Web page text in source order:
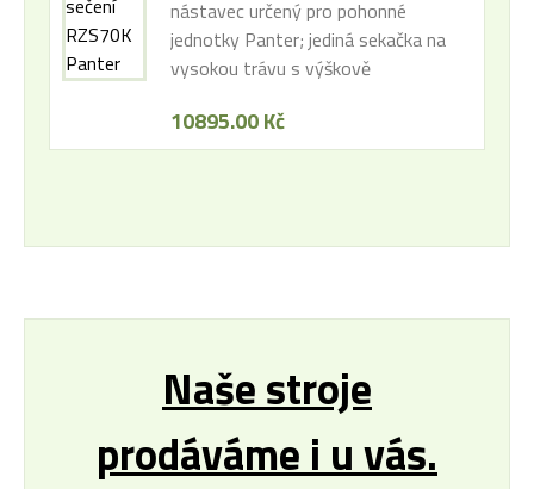
nástavec určený pro pohonné
jednotky Panter; jediná sekačka na
vysokou trávu s výškově
10895.00 Kč
Naše stroje
prodáváme i u vás.